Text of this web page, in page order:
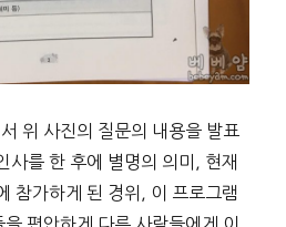
위 사진의 질문의 내용을 발표
사를 한 후에 별명의 의미, 현재
참가하게 된 경위, 이 프로그램
편안하게 다른 사람들에게 이